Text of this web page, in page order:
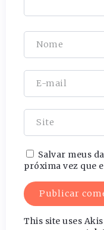
Salvar meus
próxima vez que
This site uses